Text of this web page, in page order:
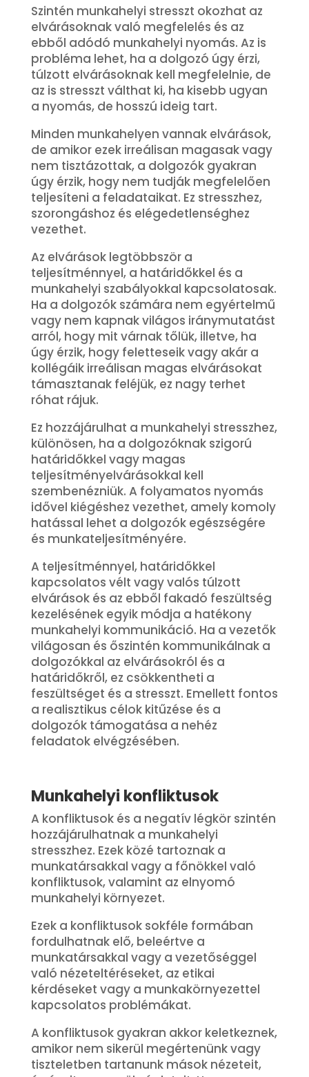
Szintén munkahelyi stresszt okozhat az
elvárásoknak való megfelelés és az
ebből adódó munkahelyi nyomás. Az is
probléma lehet, ha a dolgozó úgy érzi,
túlzott elvárásoknak kell megfelelnie, de
az is stresszt válthat ki, ha kisebb ugyan
a nyomás, de hosszú ideig tart.
Minden munkahelyen vannak elvárások,
de amikor ezek irreálisan magasak vagy
nem tisztázottak, a dolgozók gyakran
úgy érzik, hogy nem tudják megfelelően
teljesíteni a feladataikat. Ez stresszhez,
szorongáshoz és elégedetlenséghez
vezethet.
Az elvárások legtöbbször a
teljesítménnyel, a határidőkkel és a
munkahelyi szabályokkal kapcsolatosak.
Ha a dolgozók számára nem egyértelmű
vagy nem kapnak világos iránymutatást
arról, hogy mit várnak tőlük, illetve, ha
úgy érzik, hogy feletteseik vagy akár a
kollégáik irreálisan magas elvárásokat
támasztanak feléjük, ez nagy terhet
róhat rájuk.
Ez hozzájárulhat a munkahelyi stresszhez,
különösen, ha a dolgozóknak szigorú
határidőkkel vagy magas
teljesítményelvárásokkal kell
szembenézniük. A folyamatos nyomás
idővel kiégéshez vezethet, amely komoly
hatással lehet a dolgozók egészségére
és munkateljesítményére.
A teljesítménnyel, határidőkkel
kapcsolatos vélt vagy valós túlzott
elvárások és az ebből fakadó feszültség
kezelésének egyik módja a hatékony
munkahelyi kommunikáció. Ha a vezetők
világosan és őszintén kommunikálnak a
dolgozókkal az elvárásokról és a
határidőkről, ez csökkentheti a
feszültséget és a stresszt. Emellett fontos
a realisztikus célok kitűzése és a
dolgozók támogatása a nehéz
feladatok elvégzésében.
Munkahelyi konfliktusok
A konfliktusok és a negatív légkör szintén
hozzájárulhatnak a munkahelyi
stresszhez. Ezek közé tartoznak a
munkatársakkal vagy a főnökkel való
konfliktusok, valamint az elnyomó
munkahelyi környezet.
Ezek a konfliktusok sokféle formában
fordulhatnak elő, beleértve a
munkatársakkal vagy a vezetőséggel
való nézeteltéréseket, az etikai
kérdéseket vagy a munkakörnyezettel
kapcsolatos problémákat.
A konfliktusok gyakran akkor keletkeznek,
amikor nem sikerül megértenünk vagy
tiszteletben tartanunk mások nézeteit,